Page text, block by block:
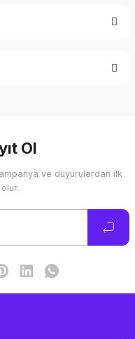
Ol
ve duyurulardan ilk